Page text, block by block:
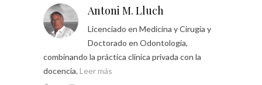
Antoni M. Lluch
Licenciado en Medicina y Cirugía y
Doctorado en Odontología,
combinando la práctica clínica privada con la
docencia. Leer más